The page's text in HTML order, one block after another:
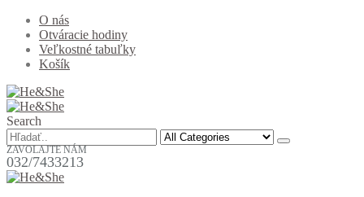
O nás
Otváracie hodiny
Veľkostné tabuľky
Košík
Search
ZAVOLAJTE NÁM
032/7433213